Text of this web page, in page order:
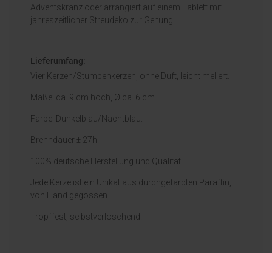
Adventskranz oder arrangiert auf einem Tablett mit
jahreszeitlicher Streudeko zur Geltung.
Lieferumfang:
Vier Kerzen/Stumpenkerzen, ohne Duft, leicht meliert.
Maße: ca. 9 cm hoch, Ø ca. 6 cm.
Farbe: Dunkelblau/Nachtblau.
Brenndauer ± 27h.
100% deutsche Herstellung und Qualität.
Jede Kerze ist ein Unikat aus durchgefärbten Paraffin,
von Hand gegossen.
Tropffest, selbstverlöschend.